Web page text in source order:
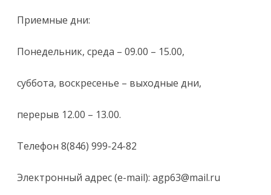
Приемные дни:
Понедельник, среда – 09.00 – 15.00,
суббота, воскресенье – выходные дни,
перерыв 12.00 – 13.00.
Телефон 8(846) 999-24-82
Электронный адрес (e-mail): agp63@mail.ru